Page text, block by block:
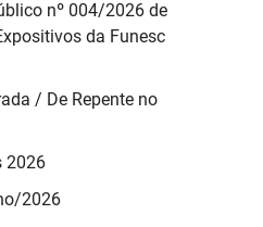
nº 004/2026 de
da Funesc
/ De Repente no
2026
2026